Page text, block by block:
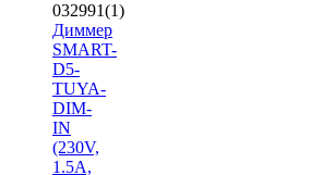
032991(1)
Диммер
SMART-
D5-
TUYA-
DIM-
IN
(230V,
1.5A,